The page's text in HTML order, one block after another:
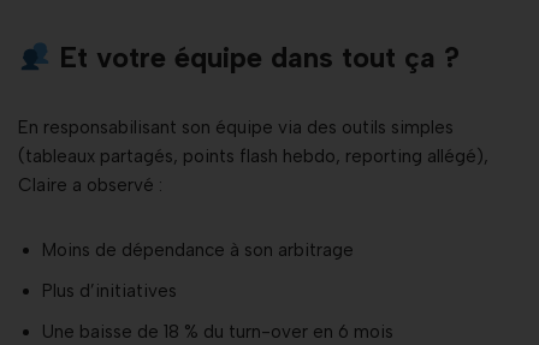
Et votre équipe dans tout ça ?
En responsabilisant son équipe via des outils simples
(tableaux partagés, points flash hebdo, reporting allégé),
Claire a observé :
Moins de dépendance à son arbitrage
Plus d’initiatives
Une baisse de 18 % du turn-over en 6 mois